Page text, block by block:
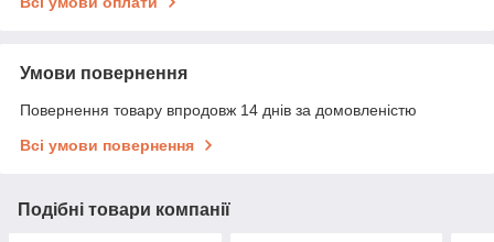
Умови повернення
Повернення товару впродовж 14 днів за домовленістю
Всі умови повернення
Подібні товари компанії